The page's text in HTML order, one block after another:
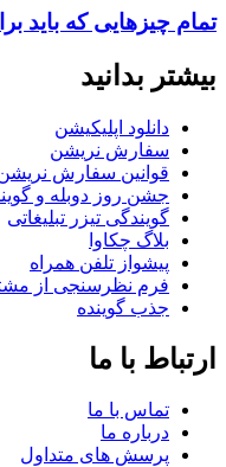
تمام چیزهایی که باید
بیشتر بدانید
دانلود اپلیکیشن
سفارش نریشن
قوانین سفارش
جشن روز دوبله و
گویندگی تیزر تبلیغاتی
بلاگ چکاوا
پیشواز تلفن همراه
فرم نظرسنجی از
جذب گوینده
ارتباط با ما
تماس با ما
درباره ما
پرسش های متداول